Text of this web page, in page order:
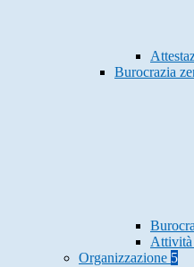
Burocrazia
Attività
Organizzazione 5